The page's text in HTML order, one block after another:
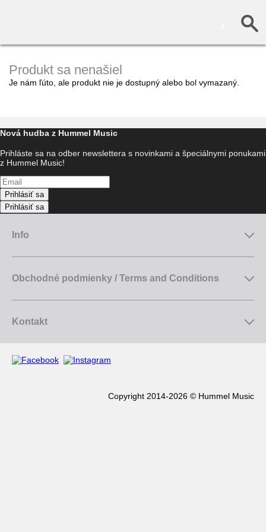
Produkt sa nenašiel
Je nám ľúto, ale produkt nie je dostupný alebo bol vymazaný.
Nová hudba z Hummel Music
Prihláste sa na odber newslettera s novinkami a špeciálnymi ponukami
z Hummel Music!
Prihlásiť sa
Prihlásiť sa
Info
Obchodné podmienky / Terms and Conditions
Kontakt
Copyright 2014-2026 © Hummel Music